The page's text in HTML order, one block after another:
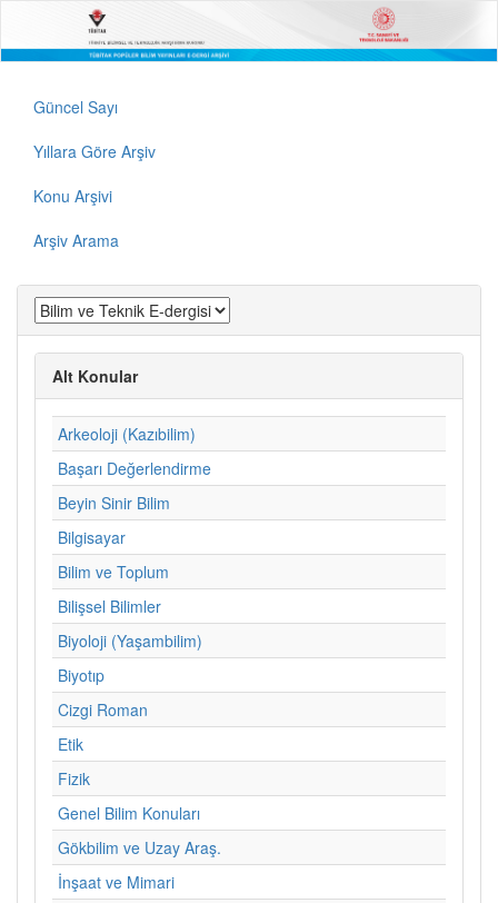
Güncel Sayı
Yıllara Göre Arşiv
Konu Arşivi
Arşiv Arama
Alt Konular
Arkeoloji (Kazıbilim)
Başarı Değerlendirme
Beyin Sinir Bilim
Bilgisayar
Bilim ve Toplum
Bilişsel Bilimler
Biyoloji (Yaşambilim)
Biyotıp
Cizgi Roman
Etik
Fizik
Genel Bilim Konuları
Gökbilim ve Uzay Araş.
İnşaat ve Mimari